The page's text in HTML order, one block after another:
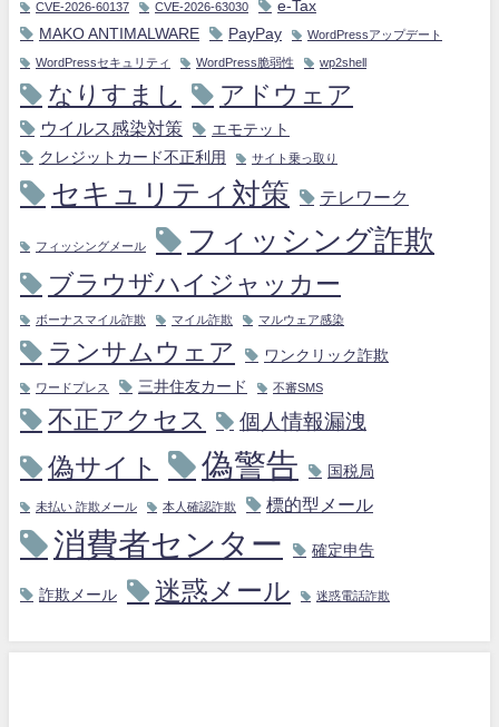
CVE-2026-60137 CVE-2026-63030
e-Tax
MAKO ANTIMALWARE
PayPay WordPressアップデート
WordPressセキュリティ WordPress脆弱性 wp2shell
なりすまし アドウェア
ウイルス感染対策
エモテット
クレジットカード不正利用
サイト乗っ取り
セキュリティ対策 テレワーク
フィッシングメール フィッシング詐欺
ブラウザハイジャッカー
ボーナスマイル詐欺 マイル詐欺 マルウェア感染
ランサムウェア ワンクリック詐欺
ワードプレス 三井住友カード 不審SMS
不正アクセス 個人情報漏洩
偽サイト 偽警告 国税局
未払い 詐欺メール 本人確認詐欺 標的型メール
消費者センター 確定申告
詐欺メール 迷惑メール 迷惑電話詐欺